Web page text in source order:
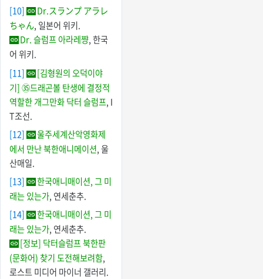
[10]
Dr.スランプ アラレ
ちゃん, 일본어 위키.
Dr. 슬럼프 아라레쨩, 한국
어 위키.
[11]
[김형원의 오덕이야
기] ㉟드래곤볼 탄생에 결정적
역할한 개그만화 닥터 슬럼프, I
T조선.
[12]
울주세계산악영화제
에서 만난 북한애니메이션, 울
산매일.
[13]
한국애니매이션, 그 미
래는 있는가, 연세춘추.
[14]
한국애니매이션, 그 미
래는 있는가, 연세춘추.
[정보] 닥터슬럼프 북한판
(문화어) 찾기 도전해보려함,
로스트 미디어 마이너 갤러리.